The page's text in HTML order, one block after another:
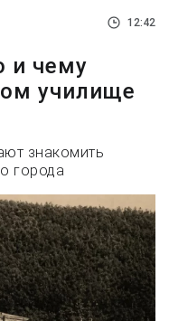
12:42
и чему
училище
знакомить
города